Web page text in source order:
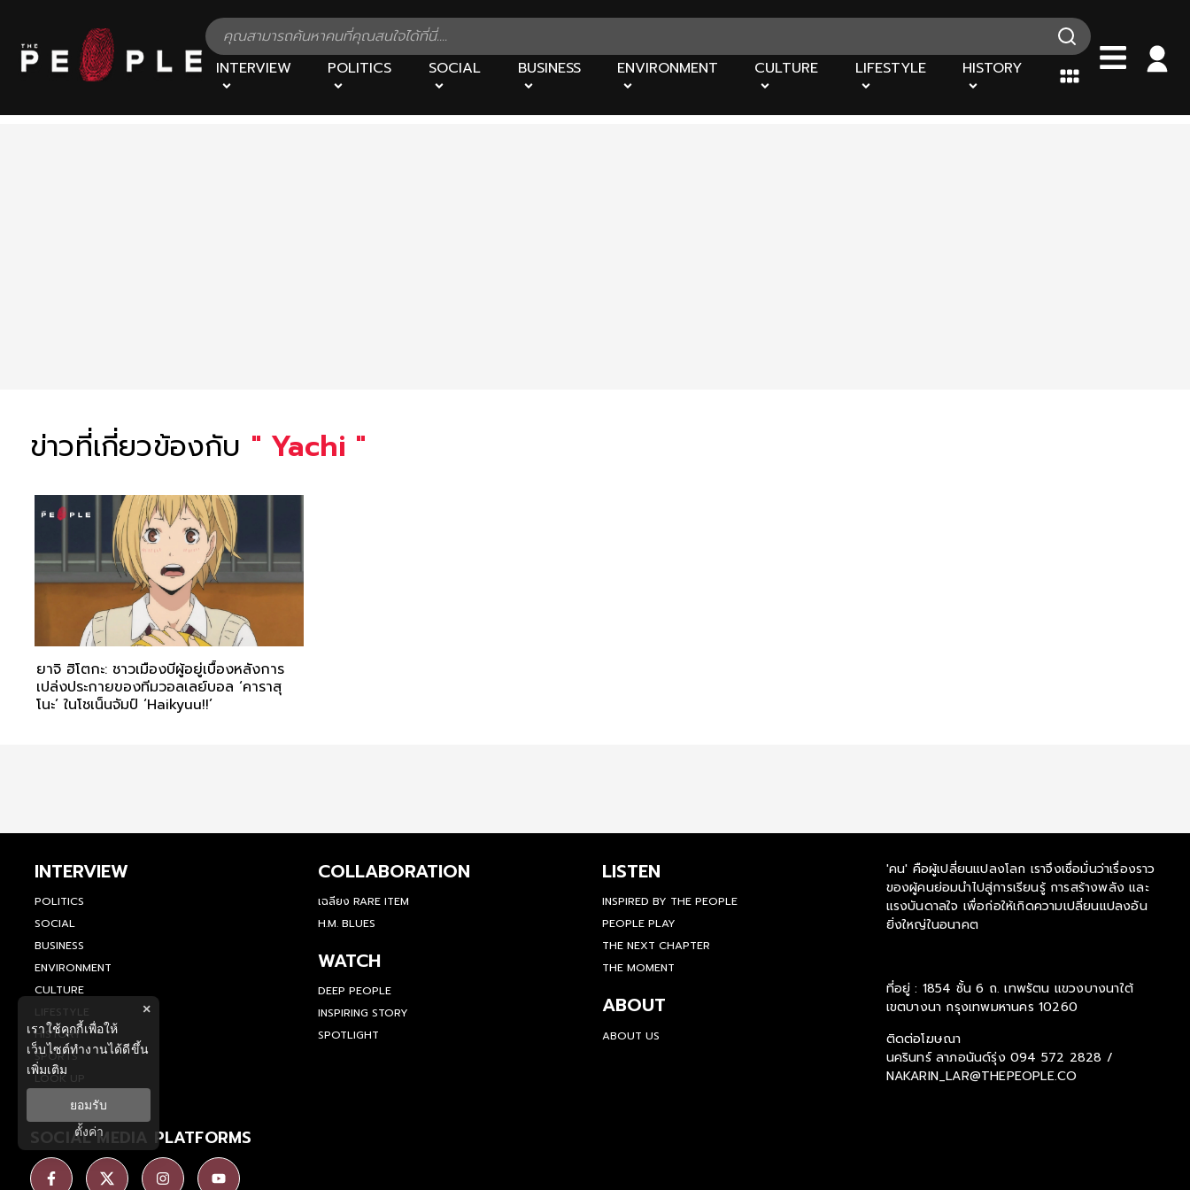
INTERVIEW POLITICS SOCIAL BUSINESS ENVIRONMENT CULTURE LIFESTYLE HISTORY
ข่าวที่เกี่ยวข้องกับ " Yachi "
ยาจิ ฮิโตกะ: ชาวเมืองบีผู้อยู่เบื้องหลังการ
เปล่งประกายของทีมวอลเลย์บอล ‘คาราสุ
โนะ’ ในโชเน็นจัมป์ ‘Haikyuu!!’
INTERVIEW
POLITICS
SOCIAL
BUSINESS
ENVIRONMENT
CULTURE
LIFESTYLE
HISTORY
SPORTS
LOOK UP
COLLABORATION
เฉลียง RARE ITEM
H.M. BLUES
WATCH
DEEP PEOPLE
INSPIRING STORY
SPOTLIGHT
LISTEN
INSPIRED BY THE PEOPLE
PEOPLE PLAY
THE NEXT CHAPTER
THE MOMENT
ABOUT
ABOUT US
'คน' คือผู้เปลี่ยนแปลงโลก เราจึงเชื่อมั่นว่าเรื่องราว
ของผู้คนย่อมนำไปสู่การเรียนรู้ การสร้างพลัง และ
แรงบันดาลใจ เพื่อก่อให้เกิดความเปลี่ยนแปลงอัน
ยิ่งใหญ่ในอนาคต
ที่อยู่ : 1854 ชั้น 6 ถ. เทพรัตน แขวงบางนาใต้
เขตบางนา กรุงเทพมหานคร 10260
ติดต่อโฆษณา
นครินทร์ ลาภอนันด์รุ่ง 094 572 2828 /
NAKARIN_LAR@THEPEOPLE.CO
SOCIAL MEDIA PLATFORMS
×
เราใช้คุกกี้เพื่อให้
เว็บไซต์ทำงานได้ดีขึ้น
เพิ่มเติม
ยอมรับ
ตั้งค่า